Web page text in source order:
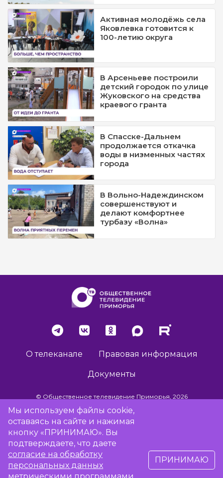
Активная молодёжь села
Яковлевка готовится к
100-летию округа
В Арсеньеве построили
детский городок по улице
Жуковского на средства
краевого гранта
В Спасске-Дальнем
продолжается откачка
воды в низменных частях
города
В Вольно-Надеждинском
совершенствуют и
делают комфортнее
турбазу «Волна»
О телеканале Правовая информация
Документы
© Общественное телевидение Приморья, 2026
Разработка сайта -
Мы используем файлы cookie,
оставаясь на сайте и нажимая
кнопку «ПРИНИМАЮ». Вы
подтверждаете, что даете
согласие на обработку
персональных данных
ПРИНИМАЮ